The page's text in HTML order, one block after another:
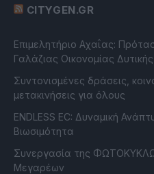
CITYGEN.GR
Επιμελητήριο Αχαΐας:
Γαλάζιας Οικονομίας
Συντονισμένες δράσεις,
μετακινήσεις για όλους
ENDLESS EC: Δυναμική
Βιωσιμότητα
Συνεργασία της
Μεγαρέων